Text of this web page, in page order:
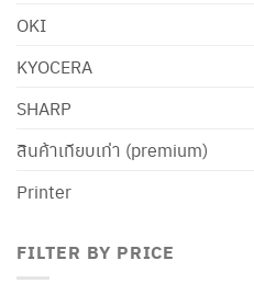
OKI
KYOCERA
SHARP
สินค้าเทียบเท่า (premium)
Printer
FILTER BY PRICE